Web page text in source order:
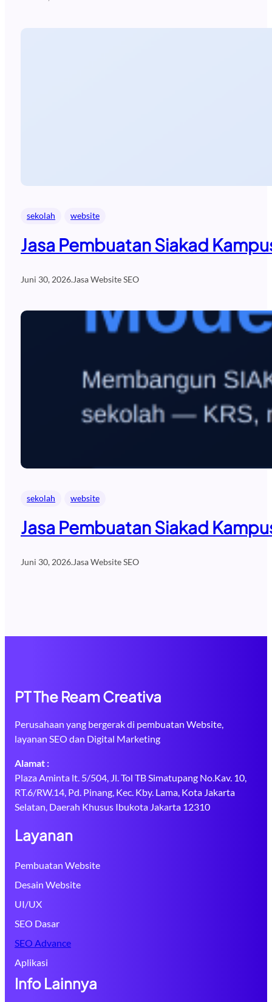
sekolah website
Jasa Pembuatan Siakad
Juni 30, 2026.Jasa Website SEO
sekolah website
Jasa Pembuatan Siakad
Juni 30, 2026.Jasa Website SEO
PT The Ream Creativa
Perusahaan yang bergerak di pembuatan Website,
layanan SEO dan Digital Marketing
Alamat :
Plaza Aminta lt. 5/504, Jl. Tol TB Simatupang No.Kav. 10,
RT.6/RW.14, Pd. Pinang, Kec. Kby. Lama, Kota Jakarta
Selatan, Daerah Khusus Ibukota Jakarta 12310
Layanan
Pembuatan Website
Desain Website
UI/UX
SEO Dasar
SEO Advance
Aplikasi
Info Lainnya